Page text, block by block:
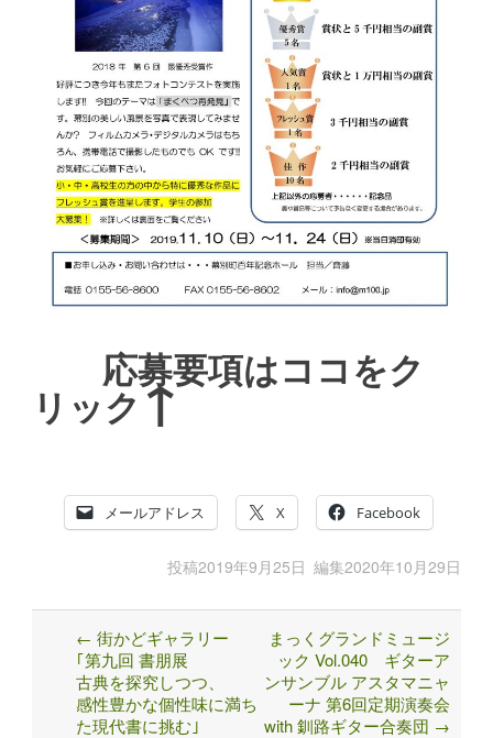
応募要項はココをク
リック↑
メールアドレス X Facebook
投稿2019年9月25日 編集2020年10月29日
Post
navigation
← 街かどギャラリー
｢第九回 書朋展
古典を探究しつつ、
感性豊かな個性味に満ち
た現代書に挑む｣
まっくグランドミュージ
ック Vol.040 ギターア
ンサンブル アスタマニャ
ーナ 第6回定期演奏会
with 釧路ギター合奏団 →